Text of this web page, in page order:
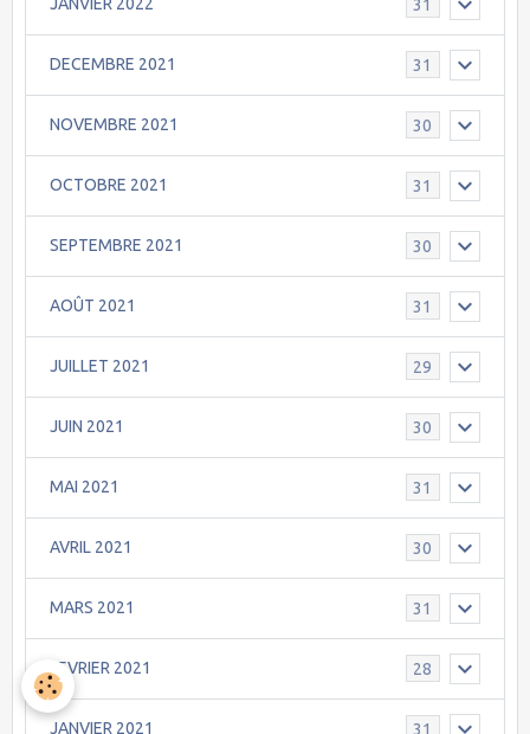
31
DECEMBRE 2021 31
NOVEMBRE 2021 30
OCTOBRE 2021 31
SEPTEMBRE 2021 30
AOÛT 2021 31
JUILLET 2021 29
JUIN 2021 30
MAI 2021 31
AVRIL 2021 30
MARS 2021 31
FEVRIER 2021 28
JANVIER 2021 31